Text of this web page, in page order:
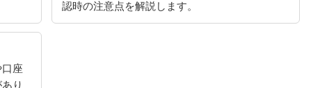
認時の注意点を解説します。
座
り